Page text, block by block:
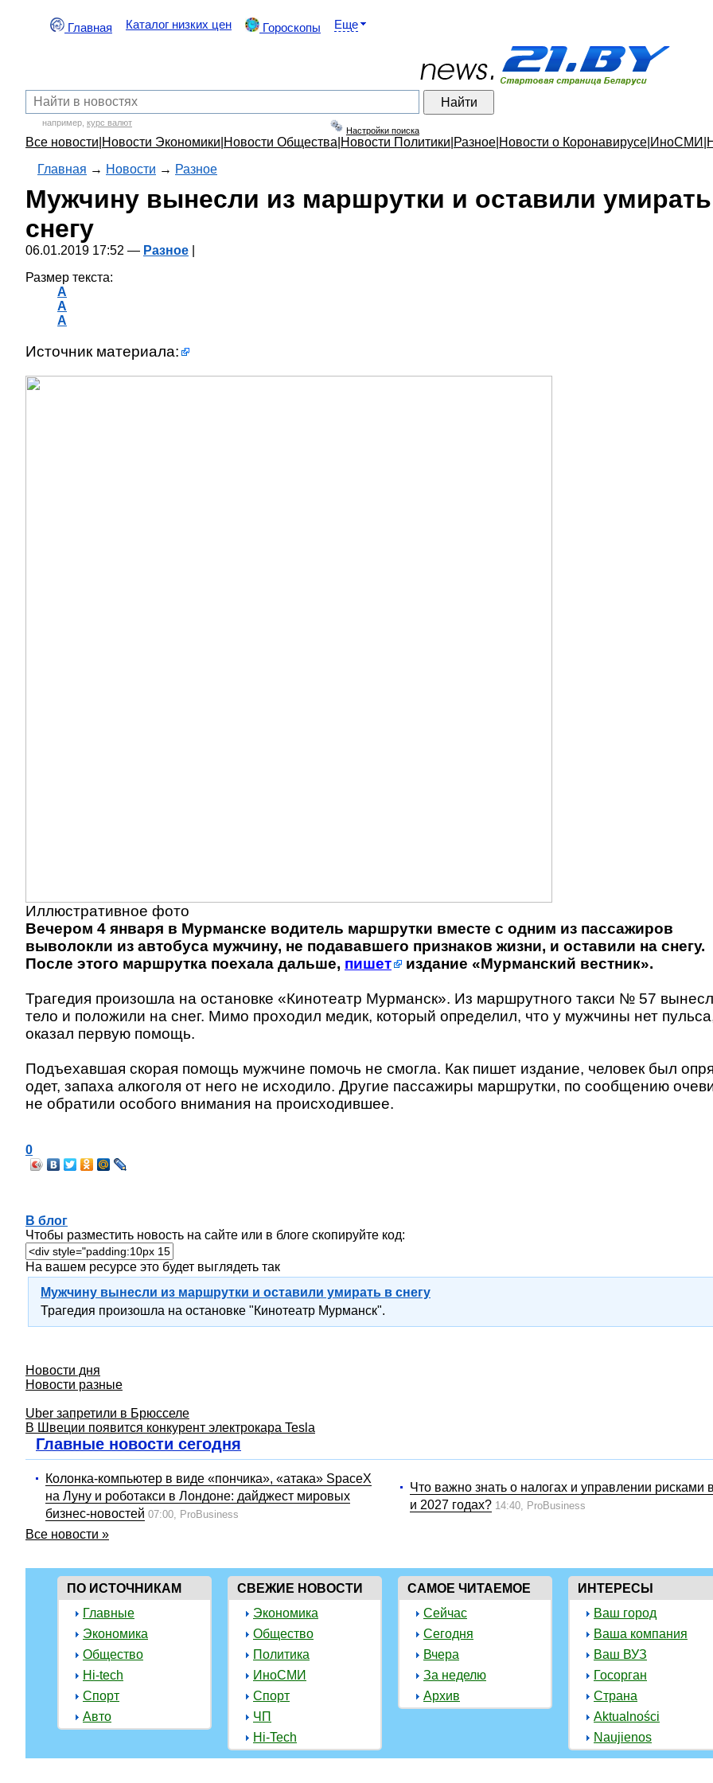
Главная Каталог низких цен Гороскопы Еще
например, курс валют
Настройки поиска
Все новости Новости Экономики Новости Общества Новости Политики Разное Новости о Коронавирусе ИноСМИ
Главная → Новости → Разное
Мужчину вынесли из маршрутки и оставили
снегу
06.01.2019 17:52 — Разное
Размер текста:
A
A
A
Источник материала:
Иллюстративное фото
Вечером 4 января в Мурманске водитель маршрутки вместе с одним из пассажиров
выволокли из автобуса мужчину, не подававшего признаков жизни, и оставили на снегу.
После этого маршрутка поехала дальше, пишет издание «Мурманский вестник».
Трагедия произошла на остановке «Кинотеатр Мурманск». Из маршрутного такси № 57
тело и положили на снег. Мимо проходил медик, который определил, что у мужчины нет
оказал первую помощь.
Подъехавшая скорая помощь мужчине помочь не смогла. Как пишет издание, человек был
одет, запаха алкоголя от него не исходило. Другие пассажиры маршрутки, по сообщению
не обратили особого внимания на происходившее.
0
В блог
Чтобы разместить новость на сайте или в блоге скопируйте код:
На вашем ресурсе это будет выглядеть так
Мужчину вынесли из маршрутки и оставили умирать в снегу
Трагедия произошла на остановке "Кинотеатр Мурманск".
Новости дня
Новости разные
Uber запретили в Брюсселе
В Швеции появится конкурент электрокара Tesla
Главные новости сегодня
Колонка-компьютер в виде «пончика», «атака» SpaceX
на Луну и роботакси в Лондоне: дайджест мировых
бизнес-новостей 07:00, ProBusiness
Что важно знать о налогах и управлении рисками
и 2027 годах? 14:40, ProBusiness
Все новости »
ПО ИСТОЧНИКАМ
Главные
Экономика
Общество
Hi-tech
Спорт
Авто
СВЕЖИЕ НОВОСТИ
Экономика
Общество
Политика
ИноСМИ
Спорт
ЧП
Hi-Tech
САМОЕ ЧИТАЕМОЕ
Сейчас
Сегодня
Вчера
За неделю
Архив
ИНТЕРЕСЫ
Ваш город
Ваша компания
Ваш ВУЗ
Госорган
Страна
Aktualności
Naujienos